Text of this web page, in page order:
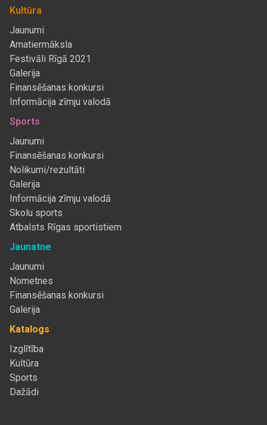
Kultūra
Jaunumi
Amatiermāksla
Festivāli Rīgā 2021
Galerija
Finansēšanas konkursi
Informācija zīmju valodā
Sports
Jaunumi
Finansēšanas konkursi
Nolikumi/rezultāti
Galerija
Informācija zīmju valodā
Skolu sports
Atbalsts Rīgas sportistiem
Jaunatne
Jaunumi
Nometnes
Finansēšanas konkursi
Galerija
Katalogs
Izglītība
Kultūra
Sports
Dažādi